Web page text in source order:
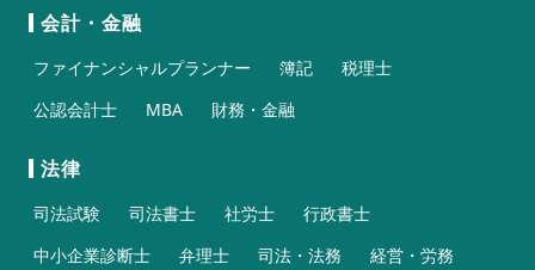
会計・金融
ファイナンシャルプランナー 簿記
税理士
公認会計士
MBA 財務・金融
法律
司法試験 司法書士 社労士
行政書士
中小企業診断士
弁理士 司法・法務 経営・労務